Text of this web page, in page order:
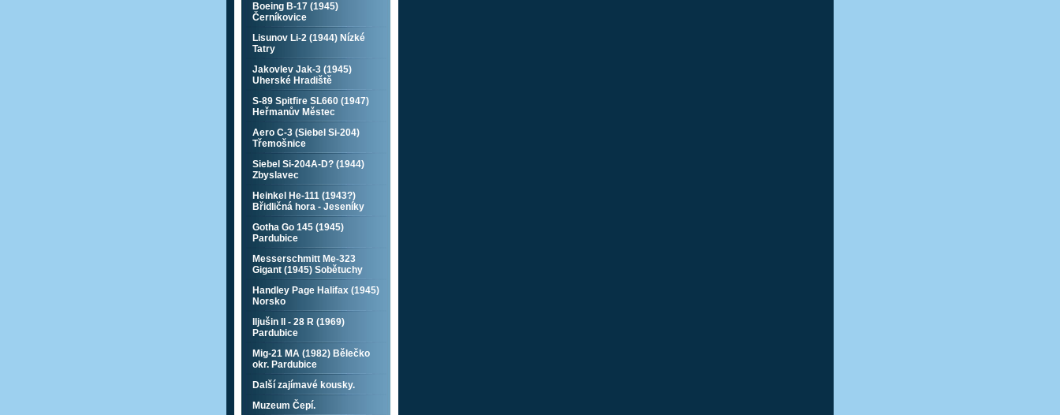
Boeing B-17 (1945)
Černíkovice
Lisunov Li-2 (1944) Nízké
Tatry
Jakovlev Jak-3 (1945)
Uherské Hradiště
S-89 Spitfire SL660 (1947)
Heřmanův Městec
Aero C-3 (Siebel Si-204)
Třemošnice
Siebel Si-204A-D? (1944)
Zbyslavec
Heinkel He-111 (1943?)
Břidličná hora - Jeseníky
Gotha Go 145 (1945)
Pardubice
Messerschmitt Me-323
Gigant (1945) Sobětuchy
Handley Page Halifax (1945)
Norsko
Iljušin Il - 28 R (1969)
Pardubice
Mig-21 MA (1982) Bělečko
okr. Pardubice
Další zajímavé kousky.
Muzeum Čepí.